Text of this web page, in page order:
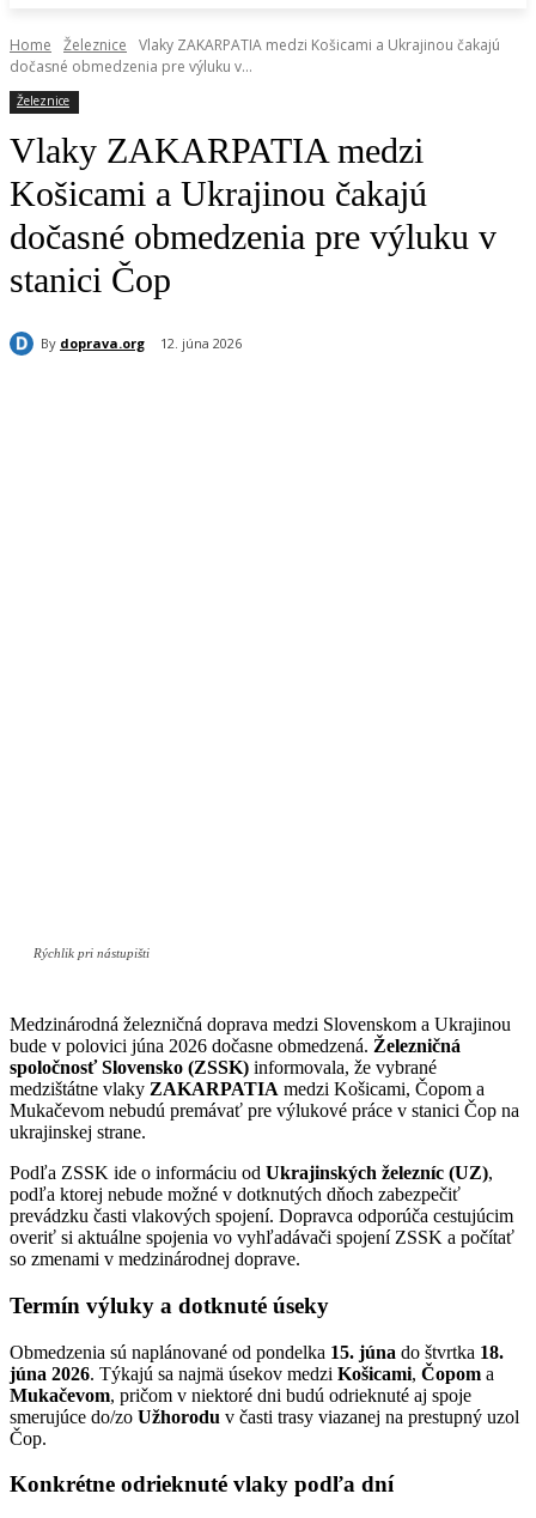
Home Železnice
Vlaky ZAKARPATIA medzi Košicami a Ukrajinou čakajú
dočasné obmedzenia pre výluku v...
Železnice
Vlaky ZAKARPATIA medzi
Košicami a Ukrajinou čakajú
dočasné obmedzenia pre výluku v
stanici Čop
By doprava.org 12. júna 2026
Rýchlik pri nástupišti
Medzinárodná železničná doprava medzi Slovenskom a Ukrajinou
bude v polovici júna 2026 dočasne obmedzená. Železničná
spoločnosť Slovensko (ZSSK) informovala, že vybrané
medzištátne vlaky ZAKARPATIA medzi Košicami, Čopom a
Mukačevom nebudú premávať pre výlukové práce v stanici Čop na
ukrajinskej strane.
Podľa ZSSK ide o informáciu od Ukrajinských železníc (UZ),
podľa ktorej nebude možné v dotknutých dňoch zabezpečiť
prevádzku časti vlakových spojení. Dopravca odporúča cestujúcim
overiť si aktuálne spojenia vo vyhľadávači spojení ZSSK a počítať
so zmenami v medzinárodnej doprave.
Termín výluky a dotknuté úseky
Obmedzenia sú naplánované od pondelka 15. júna do štvrtka 18.
júna 2026. Týkajú sa najmä úsekov medzi Košicami, Čopom a
Mukačevom, pričom v niektoré dni budú odrieknuté aj spoje
smerujúce do/zo Užhorodu v časti trasy viazanej na prestupný uzol
Čop.
Konkrétne odrieknuté vlaky podľa dní